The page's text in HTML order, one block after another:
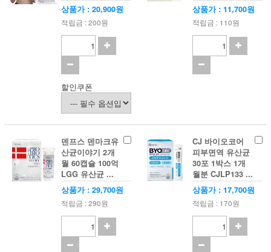
상품가 : 20,900원
적립금 : 200원
할인쿠폰
상품가 : 11,700원
적립금 : 110원
덴프스 덴마크유
산균이야기 2개
월 60캡슐 100억
LGG 유산균 ...
상품가 : 29,700원
적립금 : 290원
CJ 바이오코어
피부면역 유산균
30포 1박스 1개
월분 CJLP133 ...
상품가 : 17,700원
적립금 : 170원